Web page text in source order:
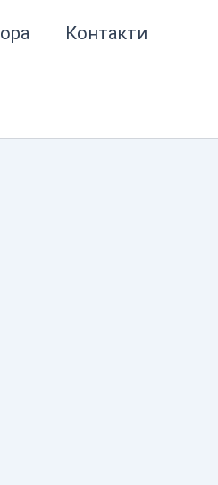
Контакти